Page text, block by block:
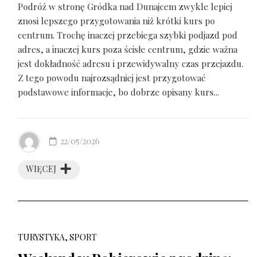
Podróż w stronę Gródka nad Dunajcem zwykle lepiej
znosi lepszego przygotowania niż krótki kurs po
centrum. Trochę inaczej przebiega szybki podjazd pod
adres, a inaczej kurs poza ścisłe centrum, gdzie ważna
jest dokładność adresu i przewidywalny czas przejazdu.
Z tego powodu najrozsądniej jest przygotować
podstawowe informacje, bo dobrze opisany kurs...
WIĘCEJ
22/05/2026
TURYSTYKA, SPORT